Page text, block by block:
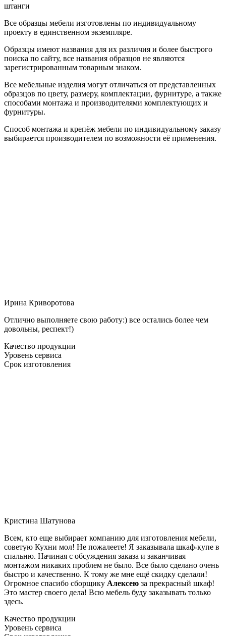
штанги
Все образцы мебели изготовлены по индивидуальному
проекту в единственном экземпляре.
Образцы имеют названия для их различия и более быстрого
поиска по сайту, все названия образцов не являются
зарегистрированным товарным знаком.
Все мебельные изделия могут отличаться от представленных
образцов по цвету, размеру, комплектации, фурнитуре, а также
способами монтажа и производителями комплектующих и
фурнитуры.
Способ монтажа и крепёж мебели по индивидуальному заказу
выбирается производителем по возможности её применения.
Ирина Криворотова
Отлично выполняете свою работу:) все остались более чем
довольны, респект!)
Качество продукции
Уровень сервиса
Срок изготовления
Кристина Шатунова
Всем, кто еще выбирает компанию для изготовления мебели,
советую Кухни мол! Не пожалеете! Я заказывала шкаф-купе в
спальню. Начиная с обсуждения заказа и заканчивая
монтажом никаких проблем не было. Все было сделано очень
быстро и качественно. К тому же мне ещё скидку сделали!
Огромное спасибо сборщику Алексею за прекрасный шкаф!
Это мастер своего дела! Всю мебель буду заказывать только
здесь.
Качество продукции
Уровень сервиса